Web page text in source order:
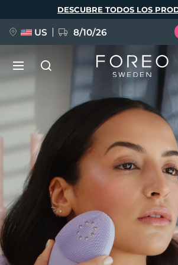
DESCUBRE TODOS LOS
US 8/10/26
NUEVO
FAQ™ Pure Beauty-Tech Elixir
BREAKING NEWS
issa™ Teeth Whitening Set
Idioma
English Deutsch
Français
Italiano
Polski
Türkçe
简体中文